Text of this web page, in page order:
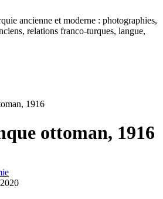
ancienne et moderne : photographies,
relations franco-turques, langue,
1916
ottoman, 1916